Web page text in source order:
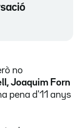
no
Joaquim Forn
pena d'11 anys